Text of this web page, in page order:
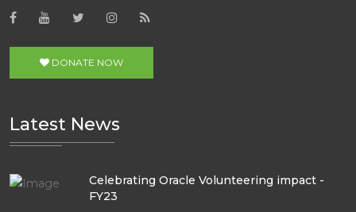
DONATE NOW
Latest News
Celebrating Oracle Volunteering impact -
FY23